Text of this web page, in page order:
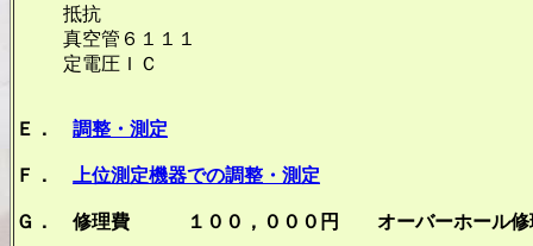
抵抗
真空管６１１
定電圧ＩＣ
Ｅ． 調整・測定
Ｆ． 上位測定機器での調整・測定
Ｇ． 修理費 １００，０００円 オーバーホール修